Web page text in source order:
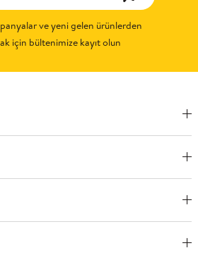
ve yeni gelen ürünlerden
için bültenimize kayıt olun